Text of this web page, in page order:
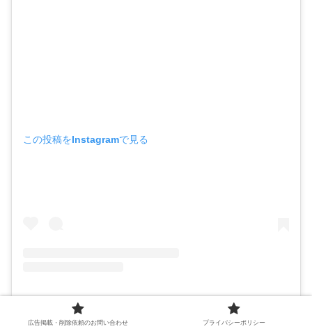
この投稿をInstagramで見る
広告掲載・削除依頼のお問い合わせ プライバシーポリシー